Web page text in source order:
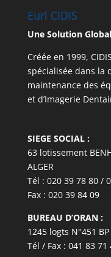
Eurl CIDIS
Une Solution
Créée en 1999,
spécialisée dans la
maintenance des
et d’Imagerie
SIEGE SOCIAL :
63 lotissement
ALGER
Tél : 020 39 78 80 /
Fax : 020 39 84 09
BUREAU D’ORAN :
1245 logts N°451
Tél / Fax : 041 83 71